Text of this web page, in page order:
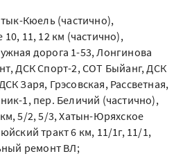
Кюель (частично),
10, 11, 12 км (частично),
дорога 1-53, Лонгинова
ДСК Спорт-2, СОТ Быйанг, ДСК
Заря, Грэсовская, Рассветная,
1, пер. Беличий (частично),
5/2, 5/3, Хатын-Юряхское
тракт 6 км, 11/1г, 11/1,
ремонт ВЛ;